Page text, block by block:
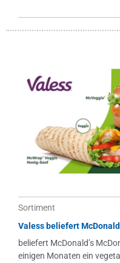
Sortiment
Valess beliefert
beliefert McDonald’s
einigen Monaten ein